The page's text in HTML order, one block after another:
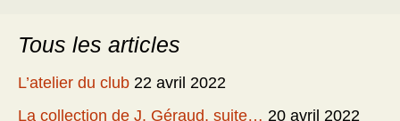
Tous les articles
L’atelier du club 22 avril 2022
La collection de J. Géraud, suite… 20 avril 2022